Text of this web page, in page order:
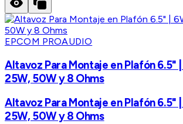
EPCOM PROAUDIO
Altavoz Para Montaje en Plafón 6.5" |
25W, 50W y 8 Ohms
Altavoz Para Montaje en Plafón 6.5" |
25W, 50W y 8 Ohms